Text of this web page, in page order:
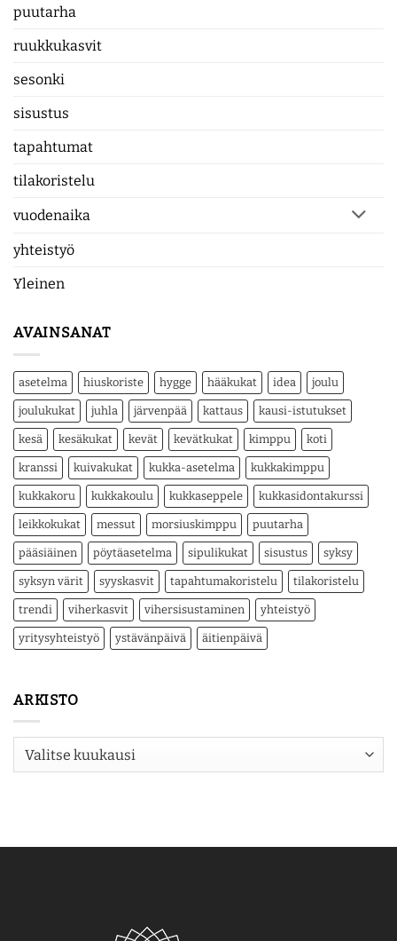
puutarha
ruukkukasvit
sesonki
sisustus
tapahtumat
tilakoristelu
vuodenaika
yhteistyö
Yleinen
AVAINSANAT
asetelma hiuskoriste hygge hääkukat idea joulu
joulukukat juhla järvenpää kattaus kausi-istutukset
kesä kesäkukat kevät kevätkukat kimppu koti
kranssi kuivakukat kukka-asetelma kukkakimppu
kukkakoru kukkakoulu kukkaseppele kukkasidontakurssi
leikkokukat messut morsiuskimppu puutarha
pääsiäinen pöytäasetelma sipulikukat sisustus syksy
syksyn värit syyskasvit tapahtumakoristelu tilakoristelu
trendi viherkasvit vihersisustaminen yhteistyö
yritysyhteistyö ystävänpäivä äitienpäivä
ARKISTO
Arkisto